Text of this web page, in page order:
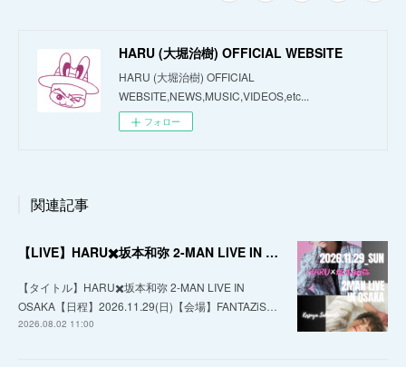
HARU (大堀治樹) OFFICIAL WEBSITE
HARU (大堀治樹) OFFICIAL
WEBSITE,NEWS,MUSIC,VIDEOS,etc...
フォロー
関連記事
【LIVE】HARU✖️坂本和弥 2-MAN LIVE IN OSAKA
【タイトル】HARU✖️坂本和弥 2-MAN LIVE IN
OSAKA【日程】2026.11.29(日)【会場】FANTAZiS…
2026.08.02 11:00